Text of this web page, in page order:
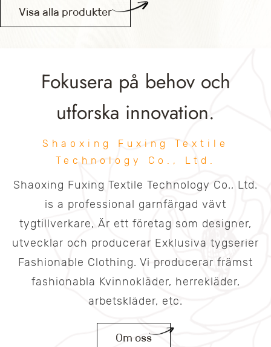
Visa alla produkter
Fokusera på behov och
utforska innovation.
Shaoxing Fuxing Textile
Technology Co., Ltd.
Shaoxing Fuxing Textile Technology Co., Ltd.
is a professional garnfärgad vävt
tygtillverkare, Är ett företag som designer,
utvecklar och producerar Exklusiva tygserier
Fashionable Clothing. Vi producerar främst
fashionabla Kvinnokläder, herrekläder,
arbetskläder, etc.
Om oss